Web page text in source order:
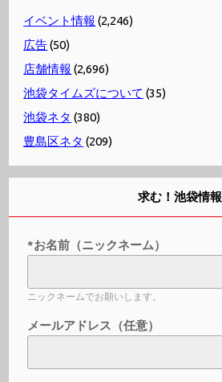
イベント情報 (2,246)
広告(50)
店舗情報 (2,696)
池袋タイムズについて (35)
池袋ネタ (380)
豊島区ネタ (209)
求む！池袋情報
*お名前（ニックネーム）
ニックネームでお願いします。
メールアドレス（任意）